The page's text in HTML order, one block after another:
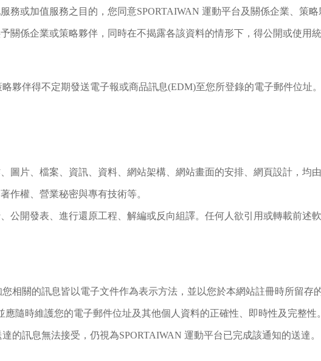
務或加值服務之目的，您同意SPORTAIWAN 運動平台及關係企業、策
係企業或策略夥伴，同時在不揭露各該資料的情形下，得公開或使用統
夥伴得不定期發送電子報或商品訊息(EDM)至您所登錄的電子郵件位址
圖片、檔案、資訊、資料、網站架構、網站畫面的安排、網頁設計，均
作權、營業秘密與專有技術等。
公開發表、進行還原工程、解編或反向組譯。任何人欲引用或轉載前述
相關的訊息皆以電子文件作為表示方法，並以您於本網站註冊時所留存
隨時維護您的電子郵件位址及其他個人資料的正確性、即時性及完整性
的訊息無法接受，仍視為SPORTAIWAN 運動平台已完成該通知的送達。